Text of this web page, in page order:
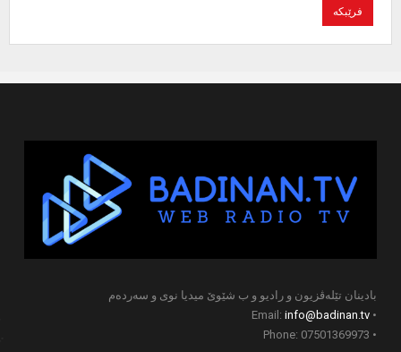
بادینان تێلەڤزیون و رادیو و ب شێوێ میدیا نوی و سەردەم
info@badinan.tv